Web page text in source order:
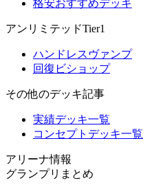
格安おすすめデッキ
アンリミテッドTier1
ハンドレスヴァンプ
回復ビショップ
その他のデッキ記事
実績デッキ一覧
コンセプトデッキ一覧
アリーナ情報
グランプリまとめ